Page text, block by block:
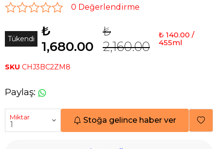
0 Değerlendirme
Tükendi
₺
1,680.00
₺
2,160.00
₺ 140.00 /
455ml
SKU CHJ3BC2ZM8
Paylaş:
Miktar Stoğa gelince haber ver